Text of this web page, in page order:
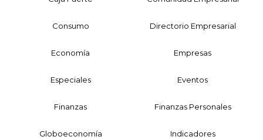
Consumo Directorio Empresarial
Economía Empresas
Especiales Eventos
Finanzas Finanzas Personales
Globoeconomía Indicadores